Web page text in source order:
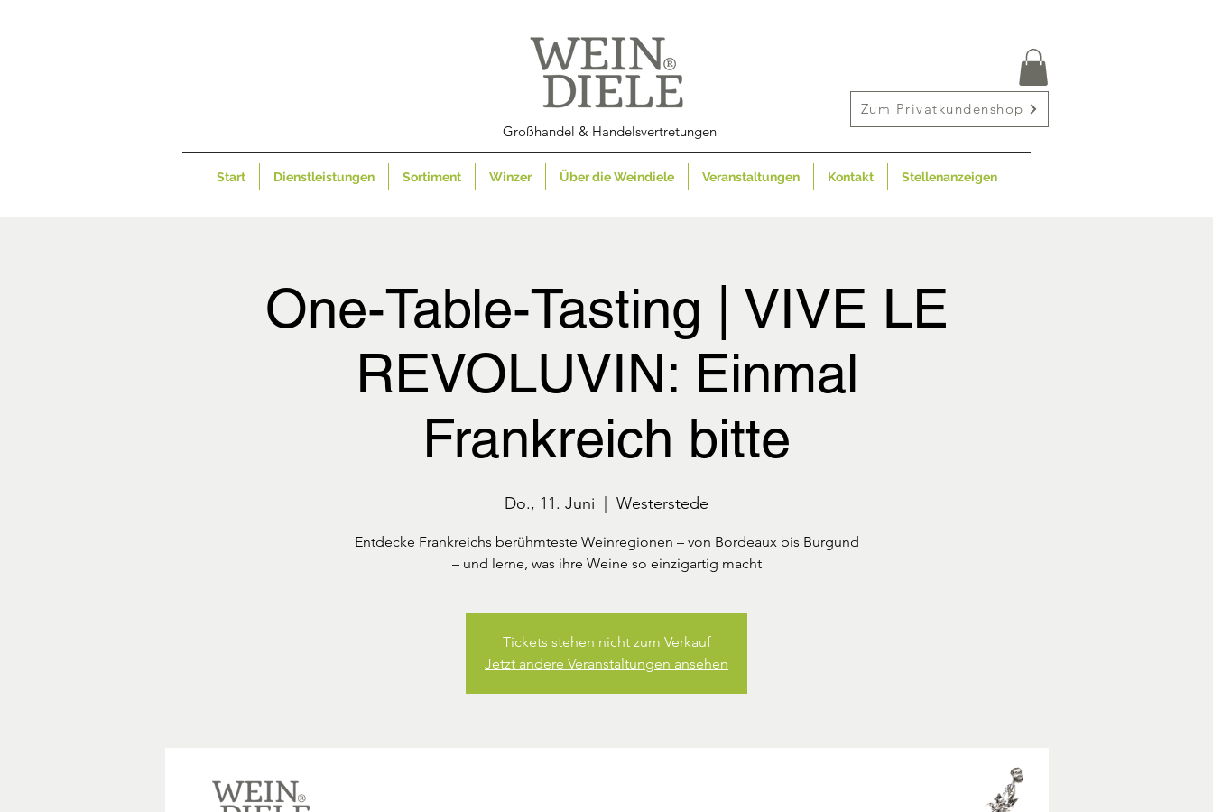
Großhandel & Handelsvertretungen
Zum Privatkundenshop
Start Dienstleistungen Sortiment Winzer Über die Weindiele Veranstaltungen Kontakt Stellenanzeigen
One-Table-Tasting | VIVE LE
REVOLUVIN: Einmal
Frankreich bitte
Do., 11. Juni
  |
Westerstede
Entdecke Frankreichs berühmteste Weinregionen – von Bordeaux bis Burgund
– und lerne, was ihre Weine so einzigartig macht
Tickets stehen nicht zum Verkauf
Jetzt andere Veranstaltungen ansehen